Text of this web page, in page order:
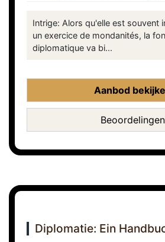
Intrige: Alors qu'elle est souvent
un exercice de mondanités, la
diplomatique va bi...
Aanbod
Beoordelingen
Diplomatie: Ein